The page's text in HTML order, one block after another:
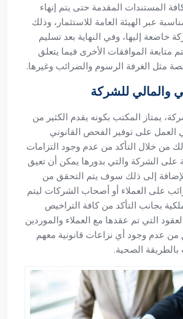
المستندات المقدمة حتى يتم إنهاء
عبر الهيئة العامة للاستثمار، وذلك
خاضعة إليها، وفي النهاية بعد تسليم
الموافقات الأخرى فيما يتعلق
مثل الغرفة الرسوم والضرائب وغيرها.
والمالي للشركة
يمتاز المكتب بكونه يقدم الكثير من
العمل على توفير الفحص القانوني
من خلال التأكد من عدم وجود التزامات
على الشركة والتي بدورها يمكن أن تعيق
إلى ذلك سوف يتم التحقق من
على العملاء أو أصحاب الشركات ليتم
بجانب التأكد من كافة التراخيص
التي تم عقدها مع العملاء والموردين
عدم وجود أي نزاعات قانونية معهم
بالطريقة الصحية.